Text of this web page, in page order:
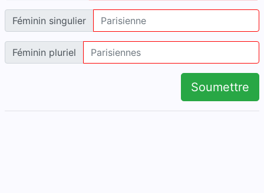
Féminin singulier
Féminin pluriel
Soumettre